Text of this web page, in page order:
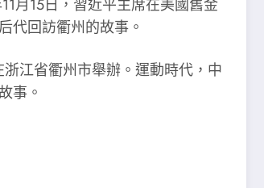
月15日，習近平主席在美國舊金
代回訪衢州的故事。
江省衢州市舉辦。運動時代，中
事。